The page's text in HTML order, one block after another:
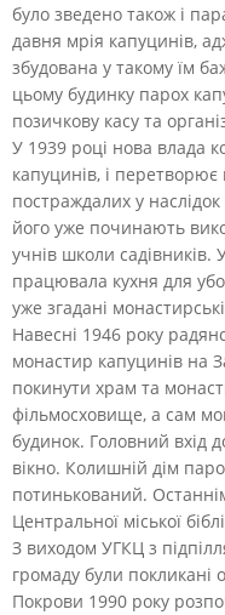
було зведено також і
давня мрія капуцинів,
збудована у такому їм
цьому будинку парох
позичкову касу та
У 1939 році нова влада
капуцинів, і
постраждалих у
його уже починають
учнів школи
працювала кухня для
уже згадані
Навесні 1946 року
монастир капуцинів на
покинути храм та
фільмосховище, а сам
будинок. Головний вхід
вікно. Колишній дім
потинькований.
Центральної міської
З виходом УГКЦ з
громаду були покликані
Покрови 1990 року